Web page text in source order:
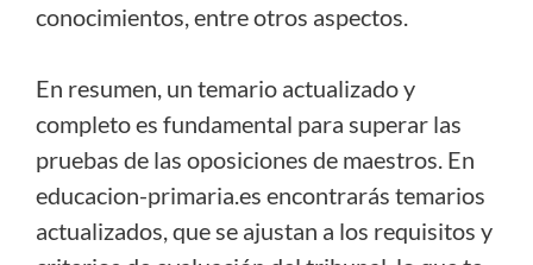
conocimientos, entre otros aspectos.
En resumen, un temario actualizado y
completo es fundamental para superar las
pruebas de las oposiciones de maestros. En
educacion-primaria.es encontrarás temarios
actualizados, que se ajustan a los requisitos y